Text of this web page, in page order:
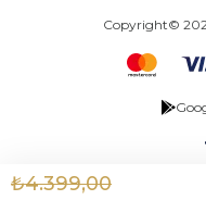
Copyright©
₺4.399,00